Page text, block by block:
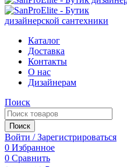
Каталог
Доставка
Контакты
О нас
Дизайнерам
Поиск
Поиск
Войти / Зарегистрироваться
0 Избранное
0 Сравнить